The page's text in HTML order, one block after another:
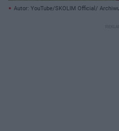
Autor: YouTube/SKOLIM Official/